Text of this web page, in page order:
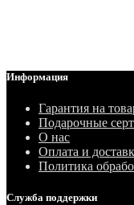
Информация
Гарантия на
Подарочные
О нас
Оплата и
Политика
Служба поддержки